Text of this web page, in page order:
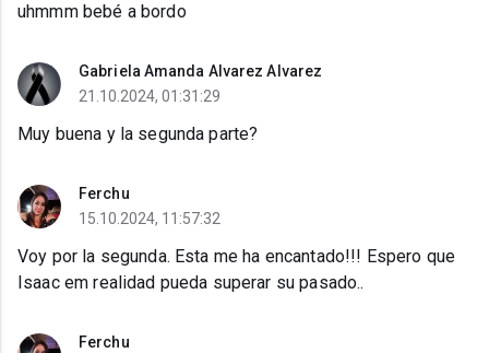
uhmmm bebé a bordo
Gabriela Amanda Alvarez Alvarez
21.10.2024, 01:31:29
Muy buena y la segunda parte?
Ferchu
15.10.2024, 11:57:32
Voy por la segunda. Esta me ha encantado!!! Espero que
Isaac em realidad pueda superar su pasado..
Ferchu